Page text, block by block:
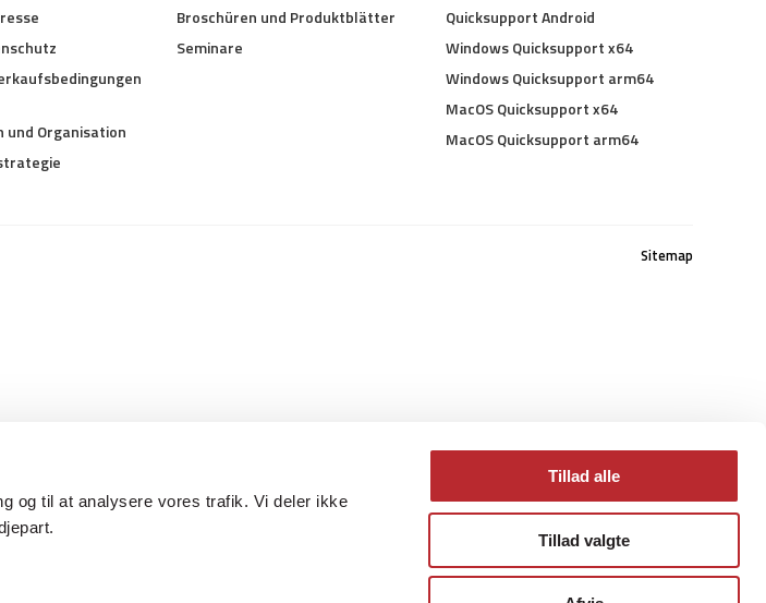
og til at analysere vores trafik. Vi deler ikke
Tillad alle
Tillad valgte
und Organisation
Broschüren und Produktblätter
Seminare
Quicksupport Android
Windows Quicksupport x64
Windows Quicksupport arm64
MacOS Quicksupport x64
MacOS Quicksupport arm64
Sitemap